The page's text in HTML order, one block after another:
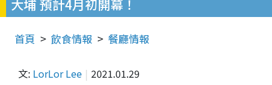
大埔 預計4月初開幕！
首頁 飲食情報 餐廳情報
文: LorLor Lee 2021.01.29